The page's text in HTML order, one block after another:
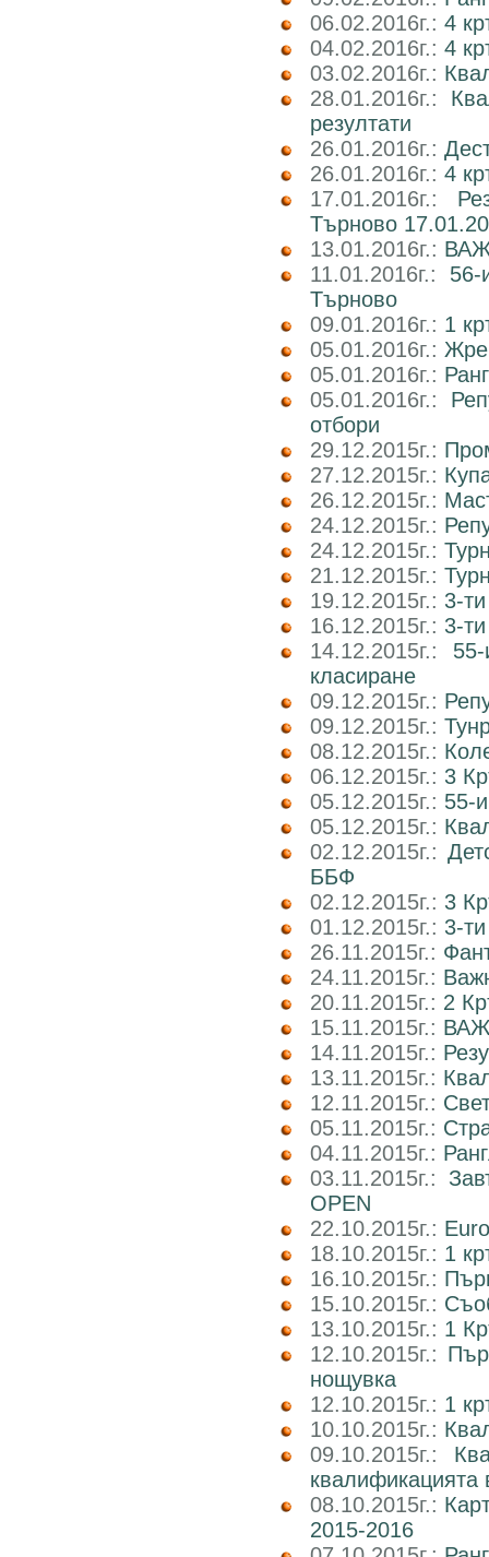
06.02.2016г.: 4
04.02.2016г.: 4
03.02.2016г.:
28.01.2016г.:
резултати
26.01.2016г.:
26.01.2016г.: 4
17.01.2016г.:
Търново
13.01.2016г.:
11.01.2016г.: 56-
Търново
09.01.2016г.: 1
05.01.2016г.:
05.01.2016г.:
05.01.2016г.:
отбори
29.12.2015г.:
27.12.2015г.:
26.12.2015г.:
24.12.2015г.:
24.12.2015г.:
21.12.2015г.:
19.12.2015г.: 3-
16.12.2015г.: 3-
14.12.2015г.:
класиране
09.12.2015г.:
09.12.2015г.:
08.12.2015г.:
06.12.2015г.: 3
05.12.2015г.: 55-
05.12.2015г.:
02.12.2015г.:
ББФ
02.12.2015г.: 3
01.12.2015г.: 3-
26.11.2015г.:
24.11.2015г.:
20.11.2015г.: 2
15.11.2015г.:
14.11.2015г.:
13.11.2015г.:
12.11.2015г.:
05.11.2015г.:
04.11.2015г.:
03.11.2015г.:
OPEN
22.10.2015г.:
18.10.2015г.: 1
16.10.2015г.:
15.10.2015г.:
13.10.2015г.: 1
12.10.2015г.:
нощувка
12.10.2015г.: 1
10.10.2015г.:
09.10.2015г.:
квалификацията
08.10.2015г.:
2015-2016